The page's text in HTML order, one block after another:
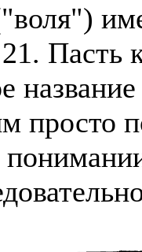
Пасть
просто